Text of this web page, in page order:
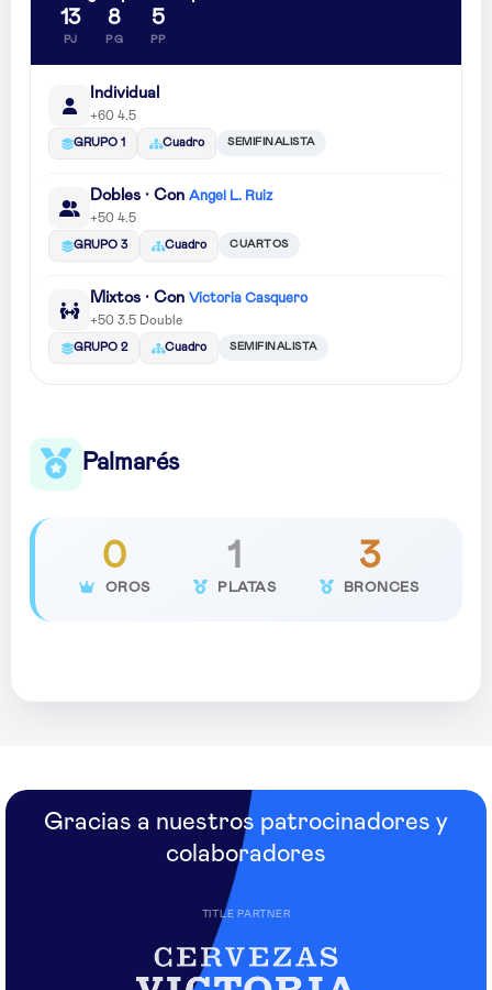
13
PJ
8
PG
5
PP
Individual
+60 4.5
GRUPO 1 Cuadro SEMIFINALISTA
Dobles · Con Angel L. Ruiz
+50 4.5
GRUPO 3 Cuadro CUARTOS
Mixtos · Con Victoria Casquero
+50 3.5 Double
GRUPO 2 Cuadro SEMIFINALISTA
Palmarés
0
OROS
1
PLATAS
3
BRONCES
Gracias a nuestros patrocinadores y
colaboradores
TITLE PARTNER